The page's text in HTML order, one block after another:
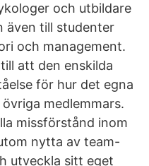
och utbildare
även till studenter
och management.
att den enskilda
för hur det egna
medlemmars.
missförstånd inom
nytta av team-
utveckla sitt eget